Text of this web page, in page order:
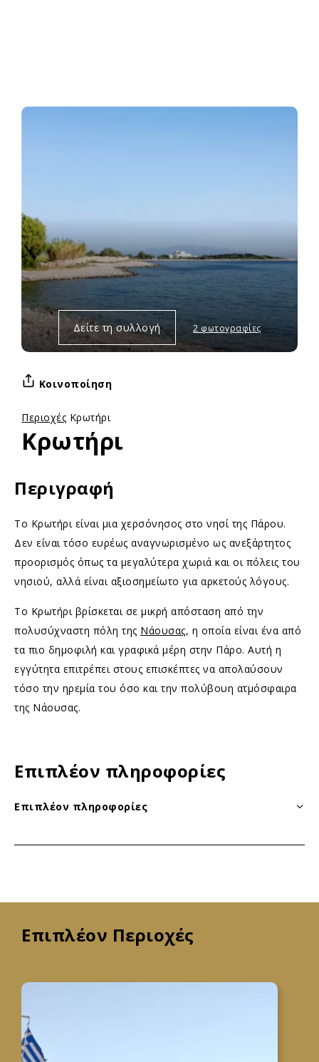
Δείτε τη συλλογή 2 φωτογραφίες
Περιοχές Κρωτήρι
Κρωτήρι
Κοινοποίηση
Περιγραφή
Το Κρωτήρι είναι μια χερσόνησος στο νησί της Πάρου.
Δεν είναι τόσο ευρέως αναγνωρισμένο ως ανεξάρτητος
προορισμός όπως τα μεγαλύτερα χωριά και οι πόλεις του
νησιού, αλλά είναι αξιοσημείωτο για αρκετούς λόγους.
Το Κρωτήρι βρίσκεται σε μικρή απόσταση από την
πολυσύχναστη πόλη της Νάουσας, η οποία είναι ένα από
τα πιο δημοφιλή και γραφικά μέρη στην Πάρο. Αυτή η
εγγύτητα επιτρέπει στους επισκέπτες να απολαύσουν
τόσο την ηρεμία του όσο και την πολύβουη ατμόσφαιρα
της Νάουσας.
Επιπλέον πληροφορίες
Επιπλέον πληροφορίες
Επιπλέον Περιοχές